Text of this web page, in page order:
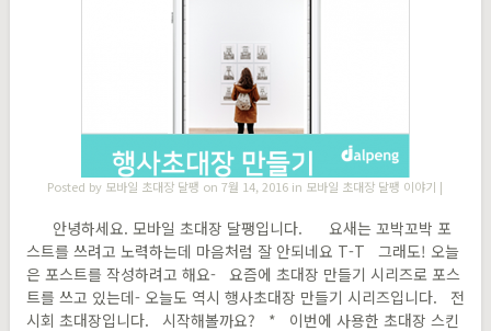
Posted by 모바일 초대장 달팽 on 7월 14, 2016 in 모바일 초대장 달팽 이야기 |
안녕하세요. 모바일 초대장 달팽입니다. 요새는 꼬박꼬박 포
스트를 쓰려고 노력하는데 마음처럼 잘 안되네요 T-T 그래도! 오늘
은 포스트를 작성하려고 해요- 요즘에 초대장 만들기 시리즈로 포스
트를 쓰고 있는데- 오늘도 역시 행사초대장 만들기 시리즈입니다. 전
시회 초대장입니다. 시작해볼까요? * 이번에 사용한 초대장 스킨